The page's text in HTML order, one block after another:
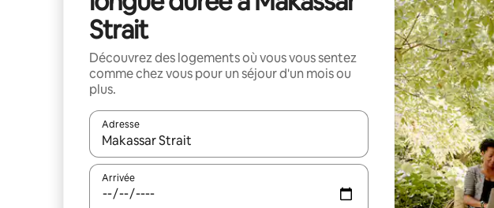
Strait
Découvrez des logements où vous vous sentez
comme chez vous pour un séjour d'un mois ou
plus.
Adresse
Lorsque les résultats s'affichent, utilisez les flèches vers le haut et vers le
Arrivée